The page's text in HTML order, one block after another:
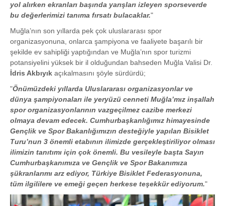
yol alırken ekranları başında yarışları izleyen sporseverde
bu değerlerimizi tanıma fırsatı bulacaklar."
Muğla’nın son yıllarda pek çok uluslararası spor
organizasyonuna, onlarca şampiyona ve faaliyete başarılı bir
şekilde ev sahipliği yaptığından ve Muğla’nın spor turizmi
potansiyelini yüksek bir il olduğundan bahseden Muğla Valisi Dr.
İdris Akbıyık açıkalmasını şöyle sürdürdü;
"Önümüzdeki yıllarda Uluslararası organizasyonlar ve
dünya şampiyonaları ile yeryüzü cenneti Muğla’mız inşallah
spor organizasyonlarının vazgeçilmez cazibe merkezi
olmaya devam edecek. Cumhurbaşkanlığımız himayesinde
Gençlik ve Spor Bakanlığımızın desteğiyle yapılan Bisiklet
Turu’nun 3 önemli etabının ilimizde gerçekleştiriliyor olması
ilimizin tanıtımı için çok önemli. Bu vesileyle başta Sayın
Cumhurbaşkanımıza ve Gençlik ve Spor Bakanımıza
şükranlarımı arz ediyor, Türkiye Bisiklet Federasyonuna,
tüm ilgililere ve emeği geçen herkese teşekkür ediyorum."